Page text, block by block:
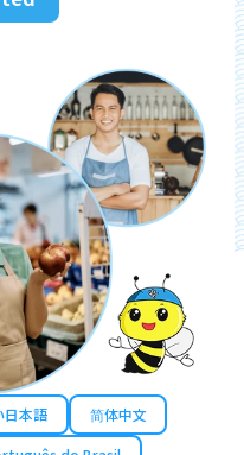
日本語
简体中文